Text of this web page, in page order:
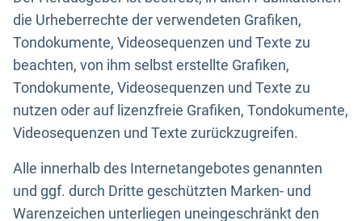
die Urheberrechte der verwendeten Grafiken,
Tondokumente, Videosequenzen und Texte zu
beachten, von ihm selbst erstellte Grafiken,
Tondokumente, Videosequenzen und Texte zu
nutzen oder auf lizenzfreie Grafiken, Tondokumente,
Videosequenzen und Texte zurückzugreifen.
Alle innerhalb des Internetangebotes genannten
und ggf. durch Dritte geschützten Marken- und
Warenzeichen unterliegen uneingeschränkt den